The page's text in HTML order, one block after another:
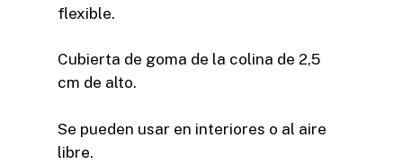
flexible.
Cubierta de goma de la colina de 2,5
cm de alto.
Se pueden usar en interiores o al aire
libre.